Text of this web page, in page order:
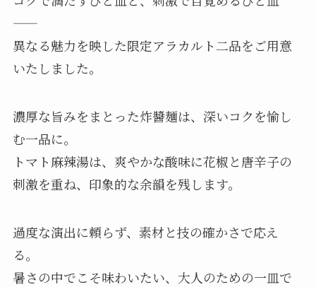
——
異なる魅力を映した限定アラカルト二品をご用意
いたしました。
濃厚な旨みをまとった炸醬麺は、深いコクを愉し
む一品に。
トマト麻辣湯は、爽やかな酸味に花椒と唐辛子の
刺激を重ね、印象的な余韻を残します。
過度な演出に頼らず、素材と技の確かさで応え
る。
暑さの中でこそ味わいたい、大人のための一皿で